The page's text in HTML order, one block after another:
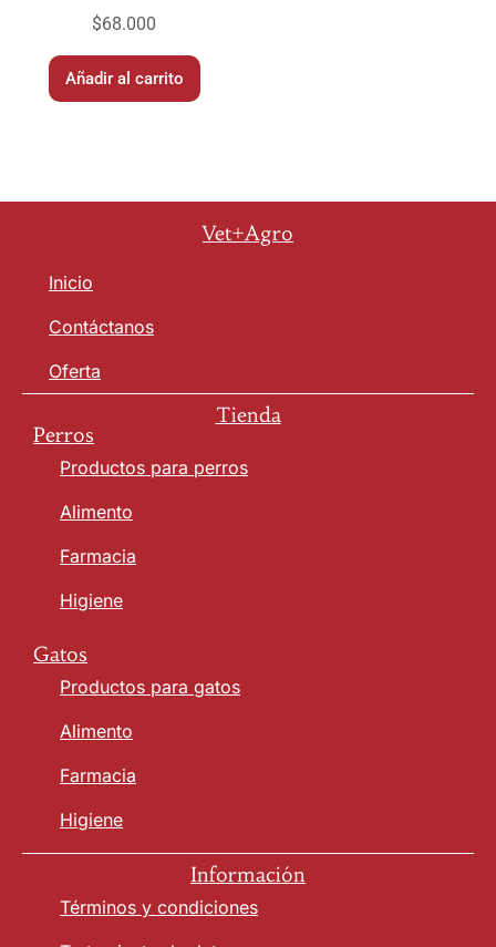
$68.000
Añadir al carrito
Vet+Agro
Inicio
Contáctanos
Oferta
Tienda
Perros
Productos para perros
Alimento
Farmacia
Higiene
Gatos
Productos para gatos
Alimento
Farmacia
Higiene
Información
Términos y condiciones